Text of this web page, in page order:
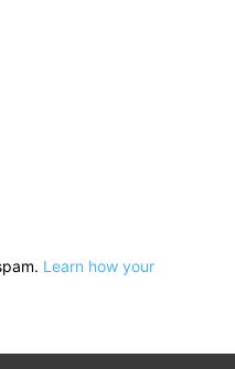
Learn how your